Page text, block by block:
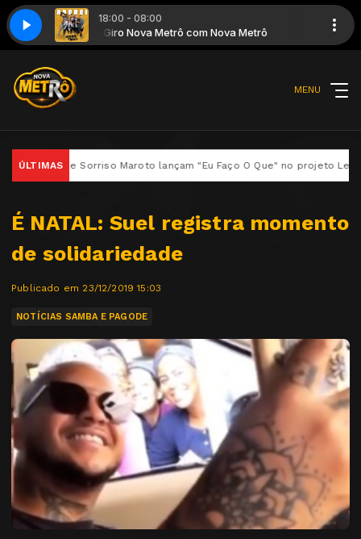
18:00 - 08:00
Giro Nova Metrô com Nova Metrô
Menos é Mais - 2020 - Adorei
MENU
ÚLTIMAS
e Sorriso Maroto lançam "Eu Faço O Que" no projeto Legado – Só
É NATAL: Suel registra momento
de solidariedade
Publicado em 23/12/2019 15:03
NOTÍCIAS SAMBA E PAGODE